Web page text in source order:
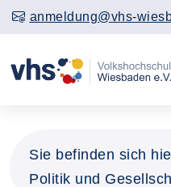
anmeldung@vhs-
Sie befinden sich
Politik und